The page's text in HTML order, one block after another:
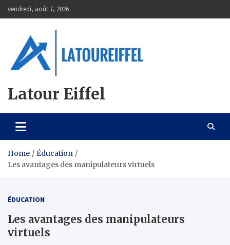
to
vendredi, août 7, 2026
Latour Eiffel
Home
Éducation
Les avantages des manipulateurs virtuels
ÉDUCATION
Les avantages des manipulateurs
virtuels